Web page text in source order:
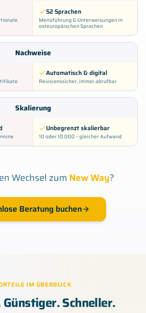
52 Sprachen
Menüführung & Unterweisungen in
osteuropäischen Sprachen
Nachweise
Automatisch & digital
Revisionssicher, immer abrufbar
Skalierung
Unbegrenzt skalierbar
10 oder 10.000 – gleicher Aufwand
Wechsel zum New Way?
Beratung buchen
IM ÜBERBLICK
Schneller.